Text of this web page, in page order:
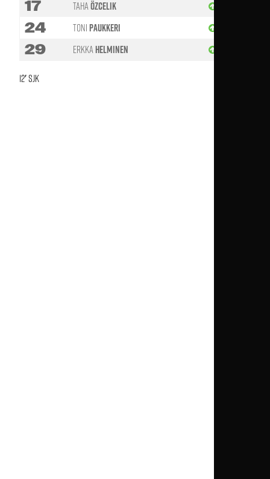
17 TahaÖzcelik
24 ToniPaukkeri
29 ErkkaHelminen
12′ SJK